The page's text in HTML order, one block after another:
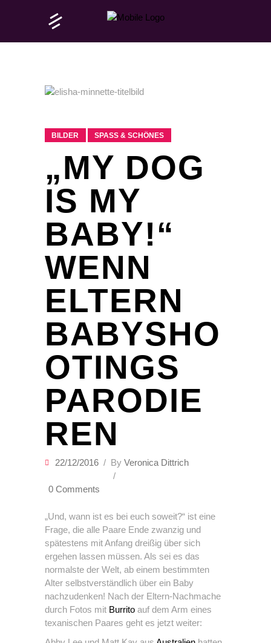
BILDER SPASS & SCHÖNES
„MY DOG
IS MY
BABY!“
WENN
ELTERN
BABYSHO
OTINGS
PARODIE
REN
22/12/2016 By Veronica Dittrich
0 Comments
„Und, wann ist es bei euch soweit?“ ist eine
Frage, die alle Paare Ende zwanzig und
spätestens mit Anfang dreißig über sich
ergehen lassen müssen. Als sei es das
normalste der Welt, ab einem bestimmten
Alter selbstverständlich über ein Baby
nachzudenken! Nach der Eltern-Nachmache
durch Fotos mit Burrito auf dem Arm eines
texanischen Paares geht es jetzt weiter: